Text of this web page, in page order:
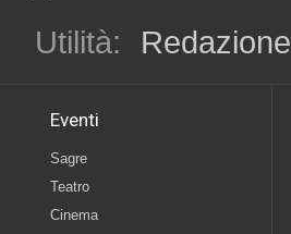
Utilità:
Redazione
Eventi
Sagre
Teatro
Cinema